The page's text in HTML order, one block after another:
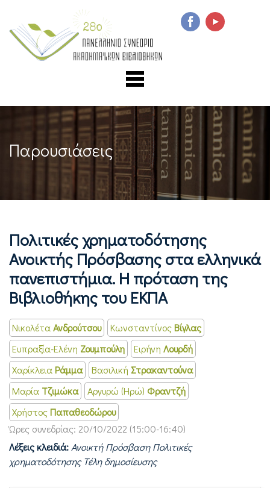
Παρουσιάσεις
Πολιτικές χρηματοδότησης
Ανοικτής Πρόσβασης στα ελληνικά
πανεπιστήμια. Η πρόταση της
Βιβλιοθήκης του ΕΚΠΑ
ΝικολέταΑνδρούτσου ΚωνσταντίνοςΒίγλας
Ευπραξία-Ελένη Ζουμπούλη Ειρήνη Λουρδή
ΧαρίκλειαΡάμμα Βασιλική Στρακαντούνα
Μαρία Τζιμώκα Αργυρώ (Ηρώ) Φραντζή
ΧρήστοςΠαπαθεοδώρου
Ώρες συνεδρίας: 20/10/2022 (15:00-16:40)
Λέξεις κλειδιά: Ανοικτή Πρόσβαση Πολιτικές
χρηματοδότησης Τέλη δημοσίευσης